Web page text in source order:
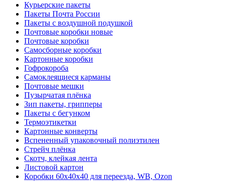
Курьерские пакеты
Пакеты Почта России
Пакеты с воздушной подушкой
Почтовые коробки новые
Почтовые коробки
Самосборные коробки
Картонные коробки
Гофрокороба
Самоклеящиеся карманы
Почтовые мешки
Пузырчатая плёнка
Зип пакеты, грипперы
Пакеты с бегунком
Термоэтикетки
Картонные конверты
Вспененный упаковочный полиэтилен
Стрейч плёнка
Скотч, клейкая лента
Листовой картон
Коробки 60х40х40 для переезда, WB, Ozon